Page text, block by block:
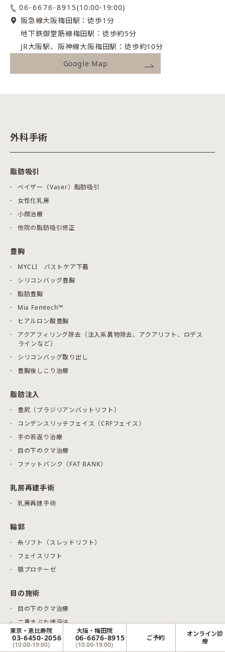
06-6676-8915(10:00-19:00)
阪急線大阪梅田駅：徒歩1分
地下鉄御堂筋線梅田駅：徒歩約5分
JR大阪駅、阪神線大阪梅田駅：徒歩約10分
Google Map
外科手術
脂肪吸引
ベイザー（Vaser）脂肪吸引
女性化乳房
小顔治療
他院の脂肪吸引修正
豊胸
MYCLI バストケア下着
シリコンバッグ豊胸
脂肪豊胸
Mia Femtech™
ヒアルロン酸豊胸
アクアフィリング除去（注入系異物除去、アクアリフト、ロデス
ラインなど）
シリコンバッグ取り出し
豊胸後しこり治療
脂肪注入
豊尻（ブラジリアンバットリフト）
コンデンスリッチフェイス（CRFフェイス）
手の若返り治療
目の下のクマ治療
ファットバンク（FAT BANK）
乳房再建手術
乳房再建手術
輪郭
糸リフト（スレッドリフト）
フェイスリフト
顎プロテーゼ
目の施術
目の下のクマ治療
二重まぶた埋没法
二重まぶた切開法
目頭切開
東京・恵比寿院
03-6450-2056
(10:00-19:00)
大阪・梅田院
06-6676-8915
(10:00-19:00)
ご予約
オンライン診
療